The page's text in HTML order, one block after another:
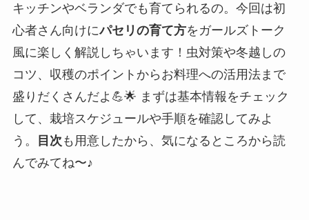
キッチンやベランダでも育てられるの。今回は初
心者さん向けにパセリの育て方をガールズトーク
風に楽しく解説しちゃいます！虫対策や冬越しの
コツ、収穫のポイントからお料理への活用法まで
盛りだくさんだよ💪🌟 まずは基本情報をチェック
して、栽培スケジュールや手順を確認してみよ
う。
目次 も用意したから、気になるところから読
んでみてね〜♪